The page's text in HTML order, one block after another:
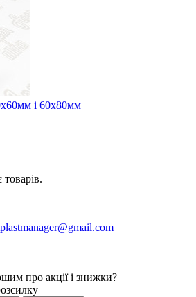
і 60x80мм
товарів.
про акції і знижки?